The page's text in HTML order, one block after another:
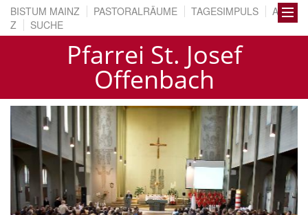
BISTUM MAINZ PASTORALRÄUME TAGESIMPULS
A BIS
Z
SUCHE
Pfarrei St. Josef
Offenbach